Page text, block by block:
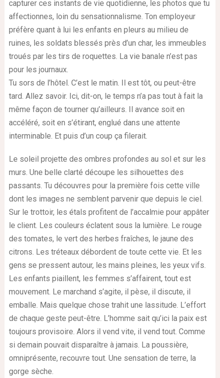
capturer ces instants de vie quotidienne, les photos que tu
affectionnes, loin du sensationnalisme. Ton employeur
préfère quant à lui les enfants en pleurs au milieu de
ruines, les soldats blessés près d’un char, les immeubles
troués par les tirs de roquettes. La vie banale n’est pas
pour les journaux.
Tu sors de l’hôtel. C’est le matin. Il est tôt, ou peut-être
tard. Allez savoir. Ici, dit-on, le temps n’a pas tout à fait la
même façon de tourner qu’ailleurs. Il avance soit en
accéléré, soit en s’étirant, englué dans une attente
interminable. Et puis d’un coup ça filerait.
Le soleil projette des ombres profondes au sol et sur les
murs. Une belle clarté découpe les silhouettes des
passants. Tu découvres pour la première fois cette ville
dont les images ne semblent parvenir que depuis le ciel.
Sur le trottoir, les étals profitent de l’accalmie pour appâter
le client. Les couleurs éclatent sous la lumière. Le rouge
des tomates, le vert des herbes fraîches, le jaune des
citrons. Les tréteaux débordent de toute cette vie. Et les
gens se pressent autour, les mains pleines, les yeux vifs.
Les enfants piaillent, les femmes s’affairent, tout est
mouvement. Le marchand s’agite, il pèse, il discute, il
emballe. Mais quelque chose trahit une lassitude. L’effort
de chaque geste peut-être. L’homme sait qu’ici la paix est
toujours provisoire. Alors il vend vite, il vend tout. Comme
si demain pouvait disparaître à jamais. La poussière,
omniprésente, recouvre tout. Une sensation de terre, la
gorge sèche.